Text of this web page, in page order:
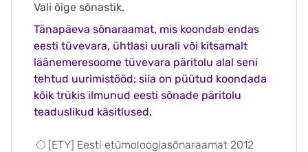
Vali õige sõnastik.
Tänapäeva sõnaraamat, mis koondab endas
eesti tüvevara, ühtlasi uurali või kitsamalt
läänemeresoome tüvevara päritolu alal seni
tehtud uurimistööd; siia on püütud koondada
kõik trükis ilmunud eesti sõnade päritolu
teaduslikud käsitlused.
[ETY] Eesti etümoloogiasõnaraamat 2012